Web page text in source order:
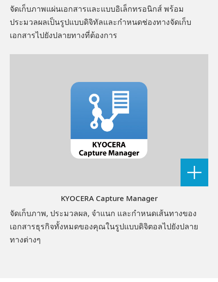
จัดเก็บภาพแผ่นเอกสารและแบบอิเล็กทรอนิกส์ พร้อม
ประมวลผลเป็นรูปแบบดิจิทัลและกำหนดช่องทางจัดเก็บ
เอกสารไปยังปลายทางที่ต้องการ
KYOCERA Capture Manager
จัดเก็บภาพ, ประมวลผล, จำแนก และกำหนดเส้นทางของ
เอกสารธุรกิจทั้งหมดของคุณในรูปแบบดิจิตอลไปยังปลาย
ทางต่างๆ